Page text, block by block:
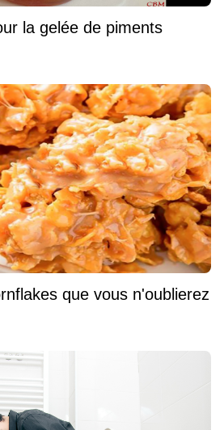
la gelée de piments
que vous n'oublierez